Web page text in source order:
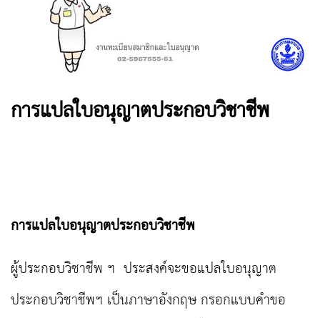
การแปลใบอนุญาตประกอบวิชาชีพ
การแปลใบอนุญาตประกอบวิชาชีพ
ผู้ประกอบวิชาชีพ ฯ ประสงค์จะขอแปลใบอนุญาต
ประกอบวิชาชีพฯ เป็นภาษาอังกฤษ กรอกแบบคำขอ